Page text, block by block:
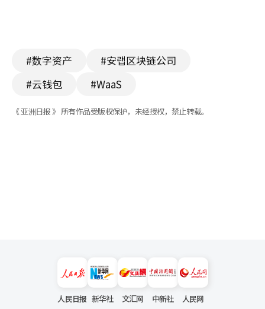
#数字资产
#安랩区块链公司
#云钱包
#WaaS
《 亚洲日报 》 所有作品受版权保护，未经授权，禁止转载。
人民日报 新华社 文汇网 中新社 人民网